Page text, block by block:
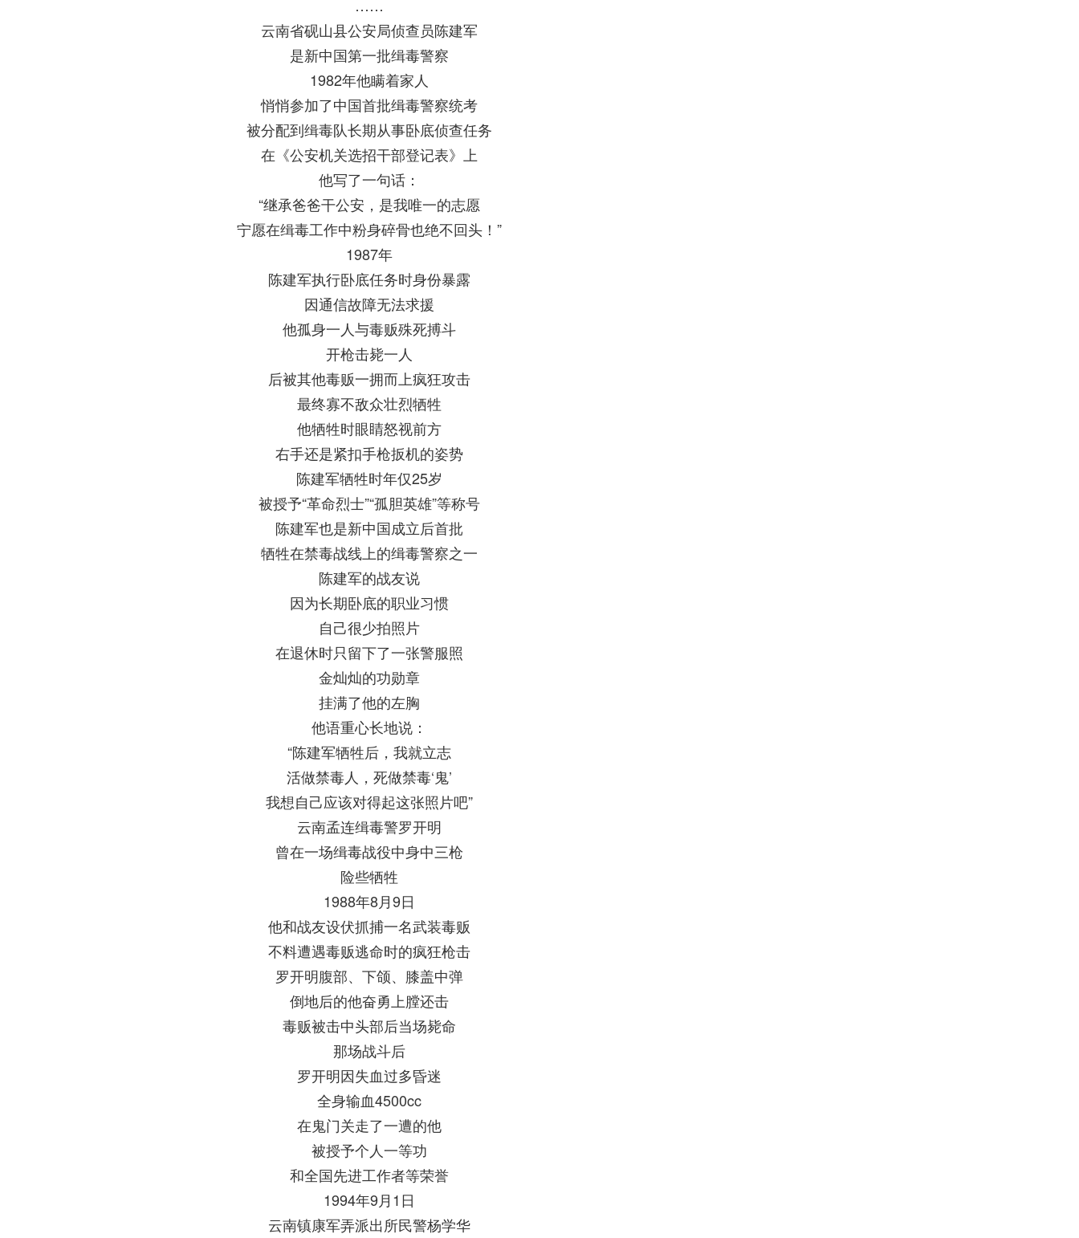
……
云南省砚山县公安局侦查员陈建军
是新中国第一批缉毒警察
1982年他瞒着家人
悄悄参加了中国首批缉毒警察统考
被分配到缉毒队长期从事卧底侦查任务
在《公安机关选招干部登记表》上
他写了一句话：
“继承爸爸干公安，是我唯一的志愿
宁愿在缉毒工作中粉身碎骨也绝不回头！”
1987年
陈建军执行卧底任务时身份暴露
因通信故障无法求援
他孤身一人与毒贩殊死搏斗
开枪击毙一人
后被其他毒贩一拥而上疯狂攻击
最终寡不敌众壮烈牺牲
他牺牲时眼睛怒视前方
右手还是紧扣手枪扳机的姿势
陈建军牺牲时年仅25岁
被授予“革命烈士”“孤胆英雄”等称号
陈建军也是新中国成立后首批
牺牲在禁毒战线上的缉毒警察之一
陈建军的战友说
因为长期卧底的职业习惯
自己很少拍照片
在退休时只留下了一张警服照
金灿灿的功勋章
挂满了他的左胸
他语重心长地说：
“陈建军牺牲后，我就立志
活做禁毒人，死做禁毒‘鬼’
我想自己应该对得起这张照片吧”
云南孟连缉毒警罗开明
曾在一场缉毒战役中身中三枪
险些牺牲
1988年8月9日
他和战友设伏抓捕一名武装毒贩
不料遭遇毒贩逃命时的疯狂枪击
罗开明腹部、下颌、膝盖中弹
倒地后的他奋勇上膛还击
毒贩被击中头部后当场毙命
那场战斗后
罗开明因失血过多昏迷
全身输血4500cc
在鬼门关走了一遭的他
被授予个人一等功
和全国先进工作者等荣誉
1994年9月1日
云南镇康军弄派出所民警杨学华